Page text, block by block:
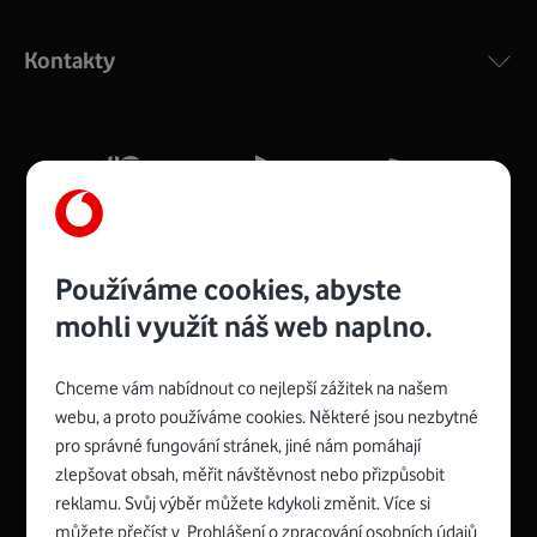
silný signál pro celou domácnost. Kompaktní rozměry 21
Více o COMPAL CH7465VF
Zyxel VMG8623-T50B:
Rozměry modemu jsou 16 x 22 x 7,5 cm (včetně stojánku)
a nabízí 4 gigabitové LAN porty a bezdrátové připojení Wi-
Spojte se s Vodafonem
Kontakty
Používáme cookies, abyste
mohli využít náš web naplno.
Chceme vám nabídnout co nejlepší zážitek na našem
webu, a proto používáme cookies. Některé jsou nezbytné
pro správné fungování stránek, jiné nám pomáhají
zlepšovat obsah, měřit návštěvnost nebo přizpůsobit
reklamu. Svůj výběr můžete kdykoli změnit. Více si
můžete přečíst v Prohlášení o zpracování osobních údajů